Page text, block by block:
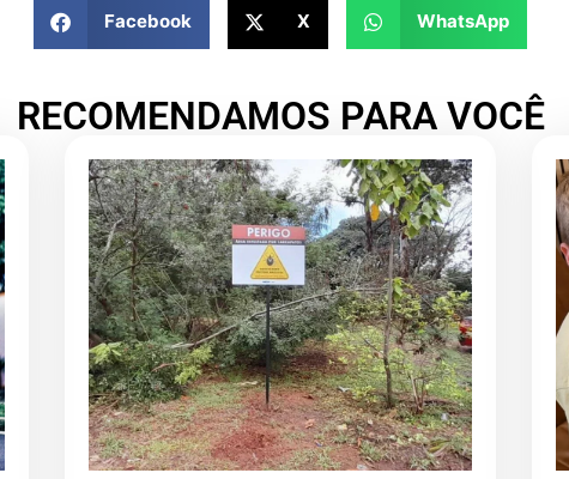
Facebook X WhatsApp
RECOMENDAMOS PARA VOCÊ